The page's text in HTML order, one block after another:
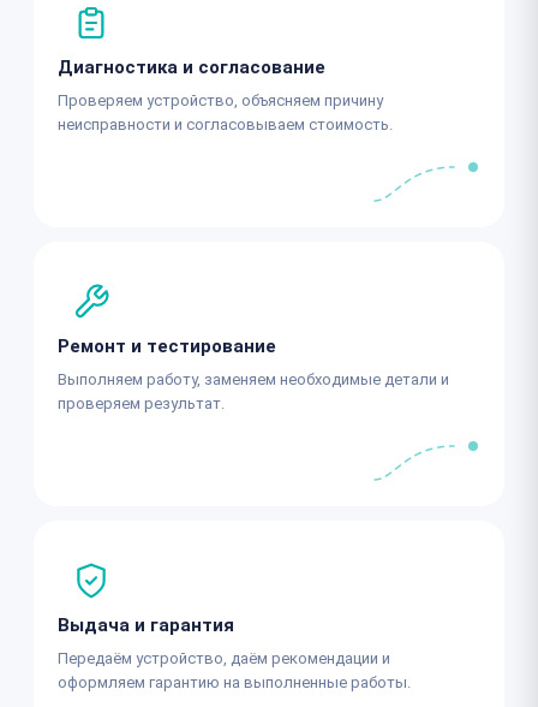
Диагностика и согласование
Проверяем устройство, объясняем причину
неисправности и согласовываем стоимость.
Ремонт и тестирование
Выполняем работу, заменяем необходимые детали и
проверяем результат.
Выдача и гарантия
Передаём устройство, даём рекомендации и
оформляем гарантию на выполненные работы.